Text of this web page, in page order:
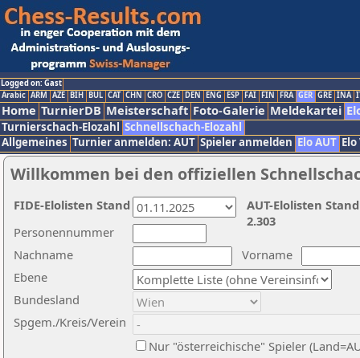
Logged on: Gast
Arabic ARM AZE BIH BUL CAT CHN CRO CZE DEN ENG ESP FAI FIN FRA GER GRE INA
Home TurnierDB Meisterschaft Foto-Galerie Meldekartei
Turnierschach-Elozahl Schnellschach-Elozahl
Allgemeines Turnier anmelden: AUT Spieler anmelden Elo AUT
Willkommen bei den offiziellen
Nachname
Vorname
Ebene
Personennummer
Bundesland
Spgem./Kreis/Verein
Nur "österreichische" Spieler
AUT-Elolisten
2.303
FIDE-Elolisten Stand